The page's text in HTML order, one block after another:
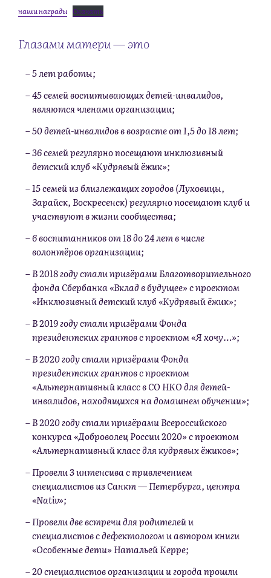
наши награды Скачать
Глазами матери — это
5 лет работы;
45 семей воспитывающих детей-инвалидов,
являются членами организации;
50 детей-инвалидов в возрасте от 1,5 до 18 лет;
36 семей регулярно посещают инклюзивный
детский клуб «Кудрявый ёжик»;
15 семей из близлежащих городов (Луховицы,
Зарайск, Воскресенск) регулярно посещают клуб и
участвуют в жизни сообщества;
6 воспитанников от 18 до 24 лет в числе
волонтёров организации;
В 2018 году стали призёрами Благотворительного
фонда Сбербанка «Вклад в будущее» с проектом
«Инклюзивный детский клуб «Кудрявый ёжик»;
В 2019 году стали призёрами Фонда
президентских грантов с проектом «Я хочу…»;
В 2020 году стали призёрами Фонда
президентских грантов с проектом
«Альтернативный класс в СО НКО для детей-
инвалидов, находящихся на домашнем обучении»;
В 2020 году стали призёрами Всероссийского
конкурса «Доброволец России 2020» с проектом
«Альтернативный класс для кудрявых ёжиков»;
Провели 3 интенсива с привлечением
специалистов из Санкт — Петербурга, центра
«Nativ»;
Провели две встречи для родителей и
специалистов с дефектологом и автором книги
«Особенные дети» Натальей Керре;
20 специалистов организации и города прошли